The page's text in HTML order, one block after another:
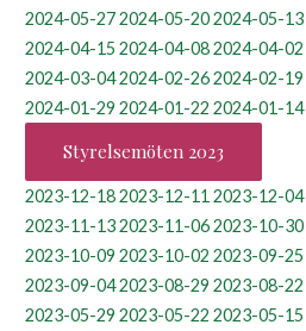
2024-05-272024-05-202024-05-13
2024-04-15 2024-04-082024-04-02
2024-03-042024-02-262024-02-19
2024-01-29 2024-01-22 2024-01-14
Styrelsemöten 2023
2023-12-182023-12-11 2023-12-04
2023-11-132023-11-062023-10-30
2023-10-09 2023-10-02 2023-09-25
2023-09-042023-08-29 2023-08-22
2023-05-29 2023-05-22 2023-05-15